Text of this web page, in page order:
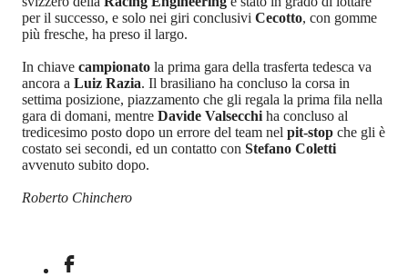
per il successo, e solo nei giri conclusivi Cecotto, con gomme
più fresche, ha preso il largo.
In chiave campionato la prima gara della trasferta tedesca va
ancora a Luiz Razia. Il brasiliano ha concluso la corsa in
settima posizione, piazzamento che gli regala la prima fila nella
gara di domani, mentre Davide Valsecchi ha concluso al
tredicesimo posto dopo un errore del team nel pit-stop che gli è
costato sei secondi, ed un contatto con Stefano Coletti
avvenuto subito dopo.
Roberto Chinchero